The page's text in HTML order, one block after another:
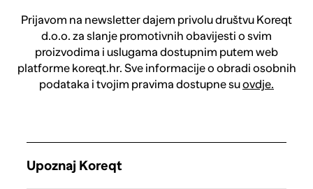
Prijavom na newsletter dajem privolu društvu Koreqt
d.o.o. za slanje promotivnih obavijesti o svim
proizvodima i uslugama dostupnim putem web
platforme koreqt.hr. Sve informacije o obradi osobnih
podataka i tvojim pravima dostupne suovdje.
Upoznaj Koreqt